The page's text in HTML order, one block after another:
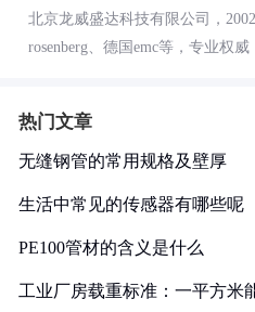
北京龙威盛达科技有限公司，
rosenberg、德国emc等，专业权威
热门文章
无缝钢管的常用规格及壁厚
生活中常见的传感器有哪些呢
PE100管材的含义是什么
工业厂房载重标准：一平方米